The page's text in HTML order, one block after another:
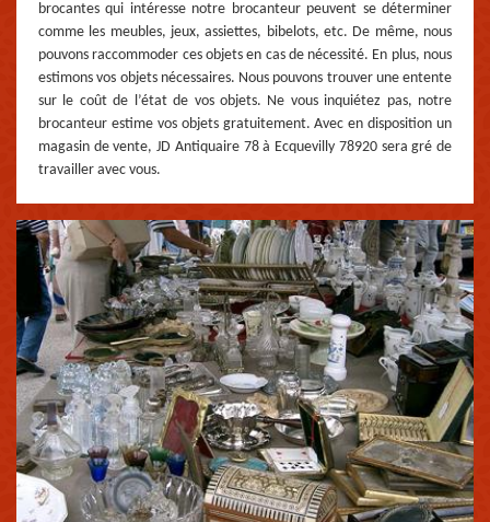
brocantes qui intéresse notre brocanteur peuvent se déterminer
comme les meubles, jeux, assiettes, bibelots, etc. De même, nous
pouvons raccommoder ces objets en cas de nécessité. En plus, nous
estimons vos objets nécessaires. Nous pouvons trouver une entente
sur le coût de l’état de vos objets. Ne vous inquiétez pas, notre
brocanteur estime vos objets gratuitement. Avec en disposition un
magasin de vente, JD Antiquaire 78 à Ecquevilly 78920 sera gré de
travailler avec vous.